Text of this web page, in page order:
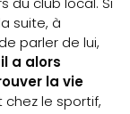
suite, à
parler de lui,
a alors
la vie
chez le sportif,